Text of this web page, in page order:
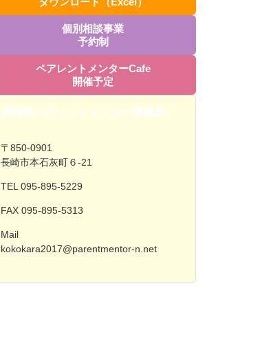
個別相談事業
予約制
ペアレントメンターCafe
開催予定
長崎県ペアレントメンター事務局
〒850-0901
長崎市本石灰町６-21
TEL 095-895-5229
FAX 095-895-5313
Mail
kokokara2017@parentmentor-n.net